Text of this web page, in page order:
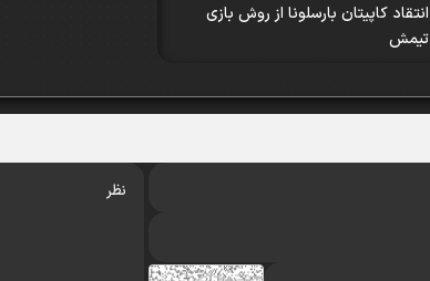
انتقاد کاپیتان بارسلونا از روش بازی
تیمش